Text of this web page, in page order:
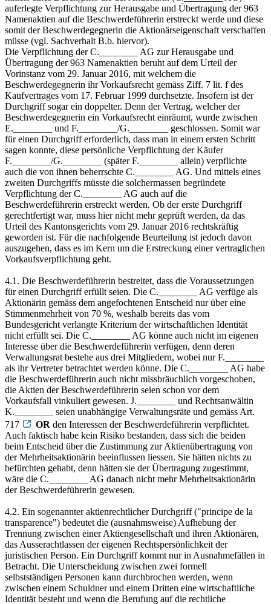
auferlegte Verpflichtung zur Herausgabe und Übertragung der 963
Namenaktien auf die Beschwerdeführerin erstreckt werde und diese
somit der Beschwerdegegnerin die Aktionärseigenschaft verschaffen
müsse (vgl. Sachverhalt B.b. hiervor).
Die Verpflichtung der C.________ AG zur Herausgabe und
Übertragung der 963 Namenaktien beruht auf dem Urteil der
Vorinstanz vom 29. Januar 2016, mit welchem die
Beschwerdegegnerin ihr Vorkaufsrecht gemäss Ziff. 7 lit. f des
Kaufvertrages vom 17. Februar 1999 durchsetzte. Insofern ist der
Durchgriff sogar ein doppelter. Denn der Vertrag, welcher der
Beschwerdegegnerin ein Vorkaufsrecht einräumt, wurde zwischen
E.________ und F.________/G.________ geschlossen. Somit war
für einen Durchgriff erforderlich, dass man in einem ersten Schritt
sagen konnte, diese persönliche Verpflichtung der Käufer
F.________/G.________ (später F.________ allein) verpflichte
auch die von ihnen beherrschte C.________ AG. Und mittels eines
zweiten Durchgriffs müsste die solchermassen begründete
Verpflichtung der C.________ AG auch auf die
Beschwerdeführerin erstreckt werden. Ob der erste Durchgriff
gerechtfertigt war, muss hier nicht mehr geprüft werden, da das
Urteil des Kantonsgerichts vom 29. Januar 2016 rechtskräftig
geworden ist. Für die nachfolgende Beurteilung ist jedoch davon
auszugehen, dass es im Kern um die Erstreckung einer vertraglichen
Vorkaufsverpflichtung geht.
4.1. Die Beschwerdeführerin bestreitet, dass die Voraussetzungen
für einen Durchgriff erfüllt seien. Die C.________ AG verfüge als
Aktionärin gemäss dem angefochtenen Entscheid nur über eine
Stimmenmehrheit von 70 %, weshalb bereits das vom
Bundesgericht verlangte Kriterium der wirtschaftlichen Identität
nicht erfüllt sei. Die C.________ AG könne auch nicht im eigenen
Interesse über die Beschwerdeführerin verfügen, denn deren
Verwaltungsrat bestehe aus drei Mitgliedern, wobei nur F.________
als ihr Vertreter betrachtet werden könne. Die C.________ AG habe
die Beschwerdeführerin auch nicht missbräuchlich vorgeschoben,
die Aktien der Beschwerdeführerin seien schon vor dem
Vorkaufsfall vinkuliert gewesen. J.________ und Rechtsanwältin
K.________ seien unabhängige Verwaltungsräte und gemäss Art.
717
OR den Interessen der Beschwerdeführerin verpflichtet.
Auch faktisch habe kein Risiko bestanden, dass sich die beiden
beim Entscheid über die Zustimmung zur Aktienübertragung von
der Mehrheitsaktionärin beeinflussen liessen. Sie hätten nichts zu
befürchten gehabt, denn hätten sie der Übertragung zugestimmt,
wäre die C.________ AG danach nicht mehr Mehrheitsaktionärin
der Beschwerdeführerin gewesen.
4.2. Ein sogenannter aktienrechtlicher Durchgriff ("principe de la
transparence") bedeutet die (ausnahmsweise) Aufhebung der
Trennung zwischen einer Aktiengesellschaft und ihren Aktionären,
das Ausserachtlassen der eigenen Rechtspersönlichkeit der
juristischen Person. Ein Durchgriff kommt nur in Ausnahmefällen in
Betracht. Die Unterscheidung zwischen zwei formell
selbstständigen Personen kann durchbrochen werden, wenn
zwischen einem Schuldner und einem Dritten eine wirtschaftliche
Identität besteht und wenn die Berufung auf die rechtliche